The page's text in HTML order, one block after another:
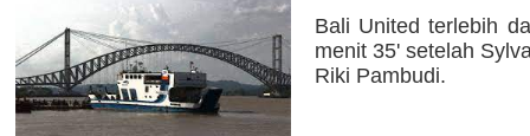
Bali United terlebih
menit 35' setelah
Riki Pambudi.